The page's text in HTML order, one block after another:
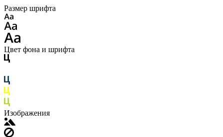
Размер шрифта
Цвет фона и шрифта
Изображения